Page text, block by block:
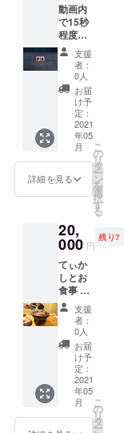
動画内
で15秒
程度で
あなた
の活動
を宣伝
しま
す。
（審査
あり）
動画内
であな
たの活
動を宣
伝しま
す。動
要欄に
リンク
も貼る
ことが
可能。
※支援
時、必
ず備考
欄にご
希望の
お名前
をご記
入くだ
さい。
支援
者：
0人
お届
け予
定：
2021
年05
月
詳細を見る
こ
の
リ
タ
ー
ン
を
選
択
す
る
20,
000 円
残り7
てぃか
しとお
食事 2
万円
（関東
or関西
限定）
ご飯食
べま
しょ
う。複
数いる
場合は
支援
者：
0人
お届
け予
定：
2021
年05
月
こ
の
リ
タ
ー